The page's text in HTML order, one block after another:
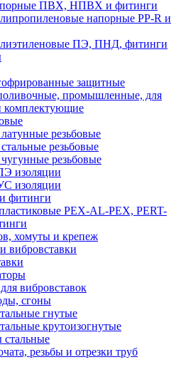
ПВХ, НПВХ и фитинги
напорные PP-R и
ПЭ, ПНД, фитинги
защитные
промышленные, для
комплектующие
резьбовые
резьбовые
резьбовые
изоляции
изоляции
фитинги
PEX-AL-PEX, PERT-
хомуты и крепеж
вибровставки
вибровставок
сгоны
гнутые
крутоизогнутые
стальные
резьбы и отрезки труб